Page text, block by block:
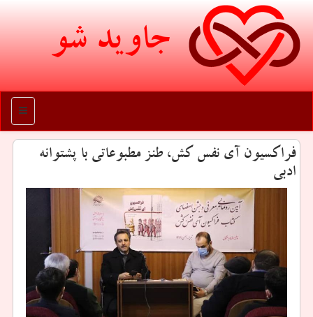
جاوید شو
منو
فراكسیون آی نفس كش، طنز مطبوعاتی با پشتوانه
ادبی